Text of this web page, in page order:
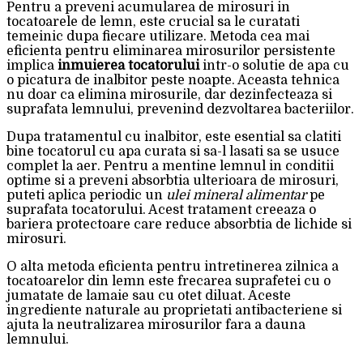
Pentru a preveni acumularea de mirosuri in
tocatoarele de lemn, este crucial sa le curatati
temeinic dupa fiecare utilizare. Metoda cea mai
eficienta pentru eliminarea mirosurilor persistente
implica inmuierea tocatoruluiintr-o solutie de apa cu
o picatura de inalbitor peste noapte. Aceasta tehnica
nu doar ca elimina mirosurile, dar dezinfecteaza si
suprafata lemnului, prevenind dezvoltarea bacteriilor.
Dupa tratamentul cu inalbitor, este esential sa clatiti
bine tocatorul cu apa curata si sa-l lasati sa se usuce
complet la aer. Pentru a mentine lemnul in conditii
optime si a preveni absorbtia ulterioara de mirosuri,
puteti aplica periodic un ulei mineral alimentarpe
suprafata tocatorului. Acest tratament creeaza o
bariera protectoare care reduce absorbtia de lichide si
mirosuri.
O alta metoda eficienta pentru intretinerea zilnica a
tocatoarelor din lemn este frecarea suprafetei cu o
jumatate de lamaie sau cu otet diluat. Aceste
ingrediente naturale au proprietati antibacteriene si
ajuta la neutralizarea mirosurilor fara a dauna
lemnului.